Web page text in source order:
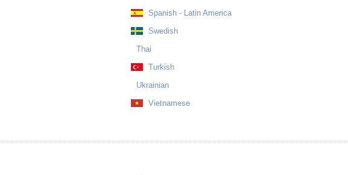
Spanish - Latin America
Swedish
Thai
Turkish
Ukrainian
Vietnamese